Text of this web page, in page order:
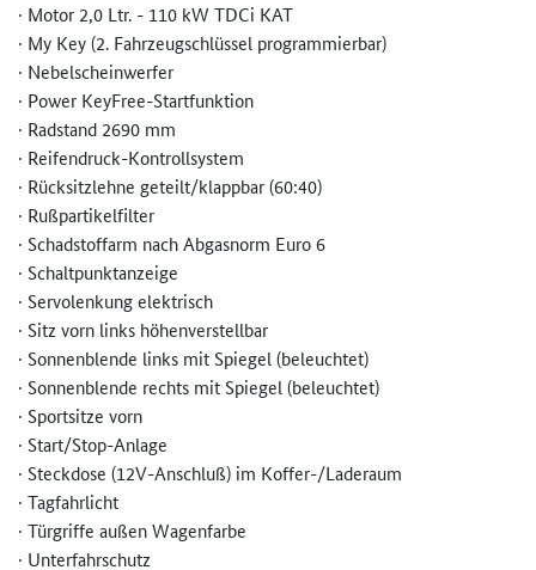
· Motor 2,0 Ltr. - 110 kW TDCi KAT
· My Key (2. Fahrzeugschlüssel programmierbar)
· Nebelscheinwerfer
· Power KeyFree-Startfunktion
· Radstand 2690 mm
· Reifendruck-Kontrollsystem
· Rücksitzlehne geteilt/klappbar (60:40)
· Rußpartikelfilter
· Schadstoffarm nach Abgasnorm Euro 6
· Schaltpunktanzeige
· Servolenkung elektrisch
· Sitz vorn links höhenverstellbar
· Sonnenblende links mit Spiegel (beleuchtet)
· Sonnenblende rechts mit Spiegel (beleuchtet)
· Sportsitze vorn
· Start/Stop-Anlage
· Steckdose (12V-Anschluß) im Koffer-/Laderaum
· Tagfahrlicht
· Türgriffe außen Wagenfarbe
· Unterfahrschutz